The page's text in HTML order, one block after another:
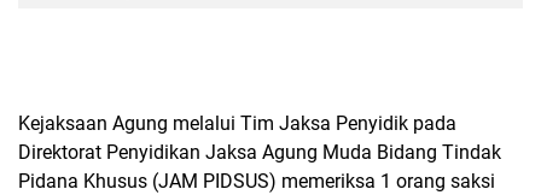
Kejaksaan Agung melalui Tim Jaksa Penyidik pada
Direktorat Penyidikan Jaksa Agung Muda Bidang Tindak
Pidana Khusus (JAM PIDSUS) memeriksa 1 orang saksi